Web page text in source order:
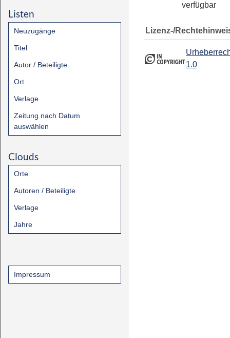
Listen
Neuzugänge
Titel
Autor / Beteiligte
Ort
Verlage
Zeitung nach Datum
auswählen
Clouds
Orte
Autoren / Beteiligte
Verlage
Jahre
Impressum
verfügbar
Lizenz-/
1.0